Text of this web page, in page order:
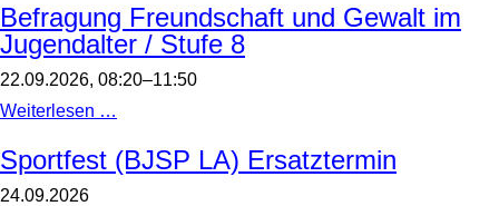
2026
/
Alle
sind
herzlich
im
Foyer
Befragung Freundschaft und Gewalt im
Jugendalter / Stufe 8
22.09.2026, 08:20–11:50
Weiterlesen …
Gewalt
im
Sportfest (BJSP LA) Ersatztermin
24.09.2026